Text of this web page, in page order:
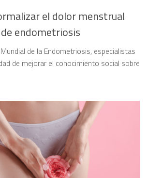
el dolor menstrual
endometriosis
de la Endometriosis, especialistas
de mejorar el conocimiento social sobre